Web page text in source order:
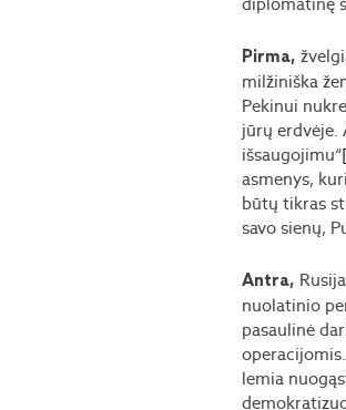
Pirma,
milžiniška
Pekinui
jūrų erdvėje.
išsaugojimu“
asmenys,
būtų tikras
savo sienų,
Antra,
nuolatinio
pasaulinė
lemia